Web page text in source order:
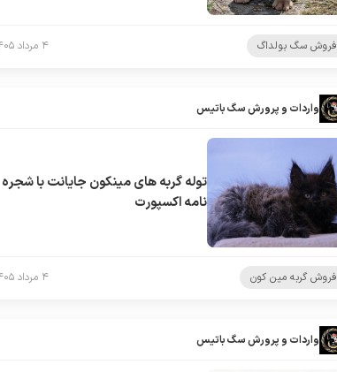
فروش سگ بولداگ ۴ مرداد ۱۴۰۵
واردات و پرورش سگ باتیس
توله گربه های مینکون جایانت با شجره
نامه اکسپورت
فروش گربه مین کون ۴ مرداد ۱۴۰۵
واردات و پرورش سگ باتیس